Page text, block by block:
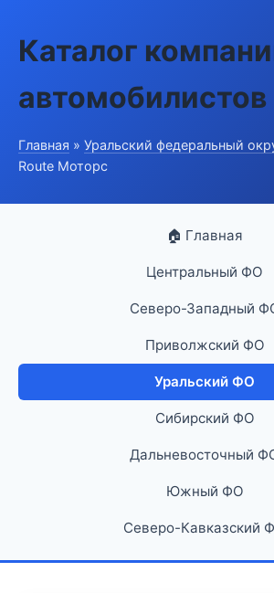
Каталог
автомобилистов
Главная » Уральский федеральный
Route Моторс
🏠 Главная
Центральный ФО
Северо-Западный
Приволжский ФО
Уральский ФО
Сибирский ФО
Дальневосточный
Южный ФО
Северо-Кавказский